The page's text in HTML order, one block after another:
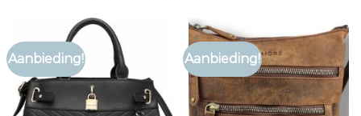
Aanbieding! Aanbieding!